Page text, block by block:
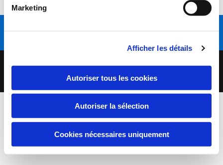
Marketing
Afficher les détails
Autoriser tous les cookies
Autoriser la sélection
Cookies nécessaires uniquement
Appelez-nous
Copyright 2020 | Commune de Préty | Tous droits réservés |
Mentions légales